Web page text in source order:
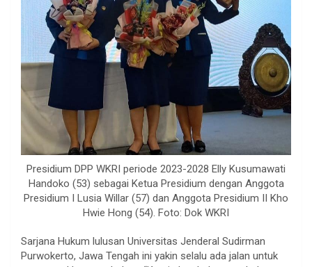
Presidium DPP WKRI periode 2023-2028 Elly Kusumawati
Handoko (53) sebagai Ketua Presidium dengan Anggota
Presidium I Lusia Willar (57) dan Anggota Presidium II Kho
Hwie Hong (54). Foto: Dok WKRI
Sarjana Hukum lulusan Universitas Jenderal Sudirman
Purwokerto, Jawa Tengah ini yakin selalu ada jalan untuk